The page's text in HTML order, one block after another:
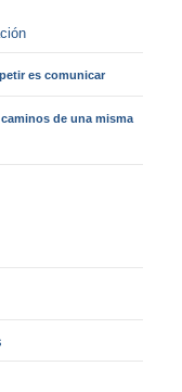
es comunicar
de una misma